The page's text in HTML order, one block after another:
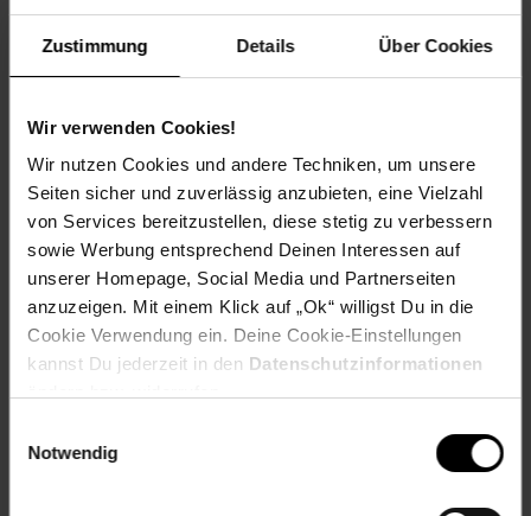
Zustimmung Details Über Cookies
Wir verwenden Cookies!
Wir nutzen Cookies und andere Techniken, um unsere
Seiten sicher und zuverlässig anzubieten, eine Vielzahl
von Services bereitzustellen, diese stetig zu verbessern
sowie Werbung entsprechend Deinen Interessen auf
unserer Homepage, Social Media und Partnerseiten
anzuzeigen. Mit einem Klick auf „Ok“ willigst Du in die
Cookie Verwendung ein. Deine Cookie-Einstellungen
kannst Du jederzeit in den Datenschutzinformationen
Notwendig
Rund 1400 gemeinnützige Vereine nehmen deutschlandweit
als Spendenpartner teil und freuen sich über deine
Kasse auf den nächsten 10 ct Betrag aufrundest oder dein
Welchen Verein du in deiner Region unterstützen kannst
findest du hier heraus:
Zurück zu Vereinsspende